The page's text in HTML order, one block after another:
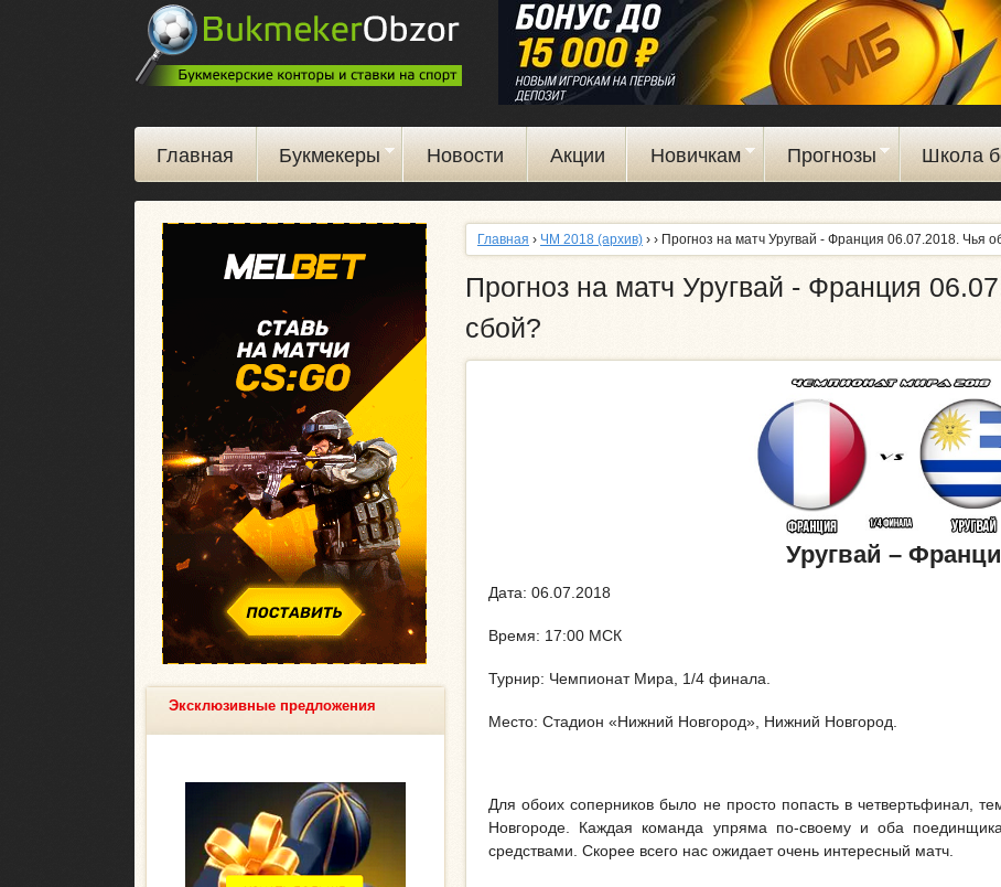
Перейти
к
основному
содержанию
Главная Букмекеры Новости Акции Новичкам Прогнозы Школа
Главная › ЧМ 2018 (архив) › › Прогноз на матч Уругвай - Франция 06.07.2018. Чья
Прогноз на матч Уругвай - Франция
сбой?
Уругвай –
Дата: 06.07.2018
Время: 17:00 МСК
Турнир: Чемпионат Мира, 1/4 финала.
Место: Стадион «Нижний Новгород», Нижний Новгород.
Для обоих соперников было не просто попасть в четвертьфинал,
Новгороде. Каждая команда упряма по-своему и оба
средствами. Скорее всего нас ожидает очень интересный матч.
Эксклюзивные предложения